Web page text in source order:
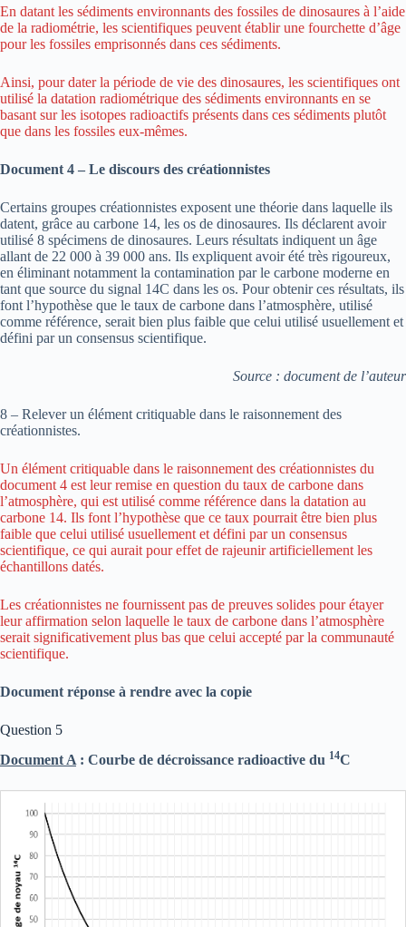
En datant les sédiments environnants des fossiles de dinosaures à l’aide
de la radiométrie, les scientifiques peuvent établir une fourchette d’âge
pour les fossiles emprisonnés dans ces sédiments.
Ainsi, pour dater la période de vie des dinosaures, les scientifiques ont
utilisé la datation radiométrique des sédiments environnants en se
basant sur les isotopes radioactifs présents dans ces sédiments plutôt
que dans les fossiles eux-mêmes.
Document 4 – Le discours des créationnistes
Certains groupes créationnistes exposent une théorie dans laquelle ils
datent, grâce au carbone 14, les os de dinosaures. Ils déclarent avoir
utilisé 8 spécimens de dinosaures. Leurs résultats indiquent un âge
allant de 22 000 à 39 000 ans. Ils expliquent avoir été très rigoureux,
en éliminant notamment la contamination par le carbone moderne en
tant que source du signal 14C dans les os. Pour obtenir ces résultats, ils
font l’hypothèse que le taux de carbone dans l’atmosphère, utilisé
comme référence, serait bien plus faible que celui utilisé usuellement et
défini par un consensus scientifique.
Source : document de l’auteur
8 – Relever un élément critiquable dans le raisonnement des
créationnistes.
Un élément critiquable dans le raisonnement des créationnistes du
document 4 est leur remise en question du taux de carbone dans
l’atmosphère, qui est utilisé comme référence dans la datation au
carbone 14. Ils font l’hypothèse que ce taux pourrait être bien plus
faible que celui utilisé usuellement et défini par un consensus
scientifique, ce qui aurait pour effet de rajeunir artificiellement les
échantillons datés.
Les créationnistes ne fournissent pas de preuves solides pour étayer
leur affirmation selon laquelle le taux de carbone dans l’atmosphère
serait significativement plus bas que celui accepté par la communauté
scientifique.
Document réponse à rendre avec la copie
Question 5
Document A : Courbe de décroissance radioactive du 14C